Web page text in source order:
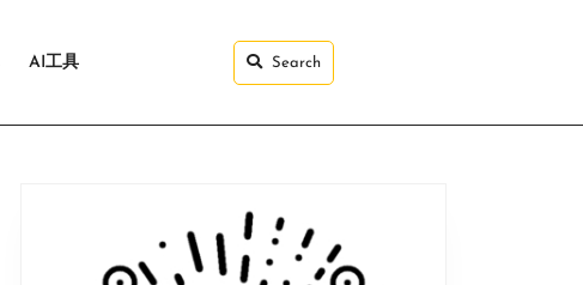
AI工具 Search